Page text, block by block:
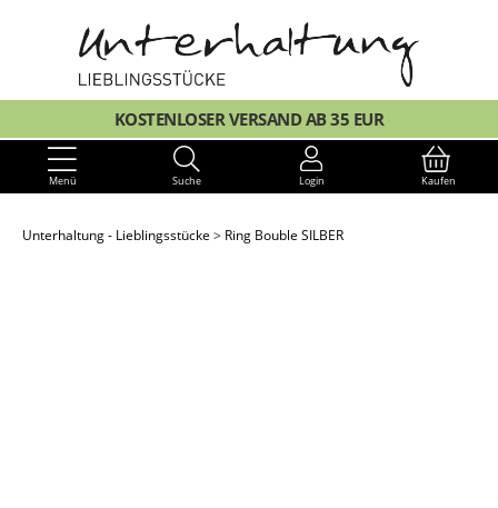
KOSTENLOSER VERSAND AB 35 EUR
Menü Suche Login Kaufen
Unterhaltung - Lieblingsstücke Ring Bouble SILBER